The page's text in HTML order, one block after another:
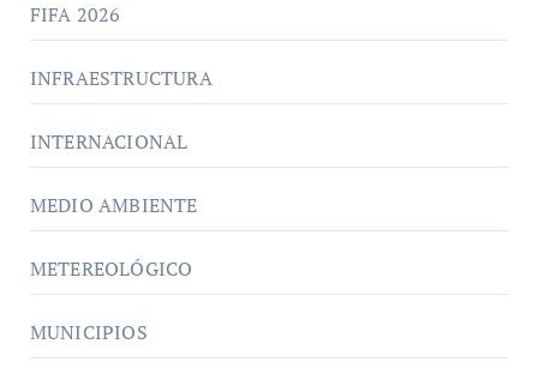
FIFA 2026
INFRAESTRUCTURA
INTERNACIONAL
MEDIO AMBIENTE
METEREOLÓGICO
MUNICIPIOS